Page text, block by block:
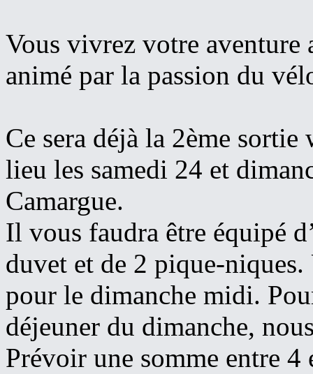
Vous vivrez votre aventure
animé par la passion du
Ce sera déjà la 2ème sortie
lieu les samedi 24 et
Camargue.
Il vous faudra être équipé
duvet et de 2 pique-
pour le dimanche midi.
déjeuner du dimanche,
Prévoir une somme entre 4